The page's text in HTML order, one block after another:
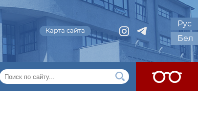
Карта сайта
Рус
Бел